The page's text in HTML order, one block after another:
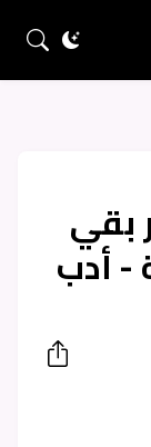
بقي
- أدب